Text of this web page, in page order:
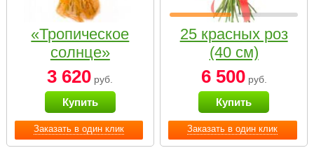
Заказать в один клик
«Тропическое
солнце»
3 620 руб.
Купить
Заказать в один клик
25 красных роз
(40 см)
6 500руб.
Купить